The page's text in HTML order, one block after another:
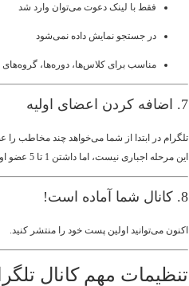
فقط با لینک دعوت می‌توان وارد شد
در جستجو نمایش داده نمی‌شود
مناسب برای کلاس‌ها، دوره‌ها،
7. اضافه کردن اعضای اولیه
تلگرام در ابتدا از شما می‌خواهد چند مخاطب را
این مرحله اجباری نیست، اما داشتن 1 تا 5 عضو اولیه معمولاً لازم است.
8. کانال شما آماده است!
اکنون می‌توانید اولین پست خود را منتشر کنید.
تنظیمات مهم کانال